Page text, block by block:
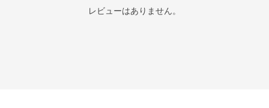
レビューはありません。